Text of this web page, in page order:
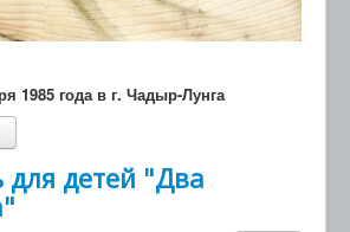
1985 года в г. Чадыр-Лунга
для детей "Два